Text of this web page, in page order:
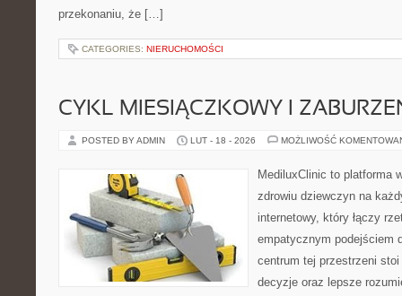
przekonaniu, że […]
CATEGORIES: NIERUCHOMOŚCI
CYKL MIESIĄCZKOWY I
POSTED BY ADMIN LUT - 18 - 2026 MOŻLIWOŚĆ
MediluxClinic to platforma
zdrowiu dziewczyn na
internetowy, który łączy
empatycznym podejściem
centrum tej przestrzeni
decyzje oraz lepsze